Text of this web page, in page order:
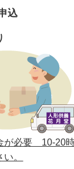
令和2年10月22
令和2年8月26
令和2年6月8日
令和2年4月16
令和2年2月13
込
が必要 10-20
。